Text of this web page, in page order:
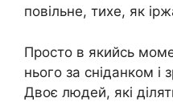
повільне, тихе, як
Просто в якийсь
нього за сніданком і
Двоє людей, які